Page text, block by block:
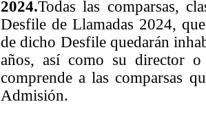
2024.Todas las comparsas,
Desfile de Llamadas 2024,
de dicho Desfile quedarán
años, así como su director o
comprende a las comparsas
Admisión.